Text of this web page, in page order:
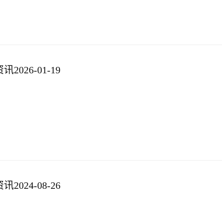
2026-01-19
2024-08-26